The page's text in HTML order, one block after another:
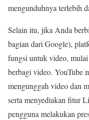
mengunduhnya terlebih
Selain itu, jika Anda
bagian dari Google),
fungsi untuk video,
berbagi video. YouTube
mengunggah video dan
serta menyediakan fitur
pengguna melakukan